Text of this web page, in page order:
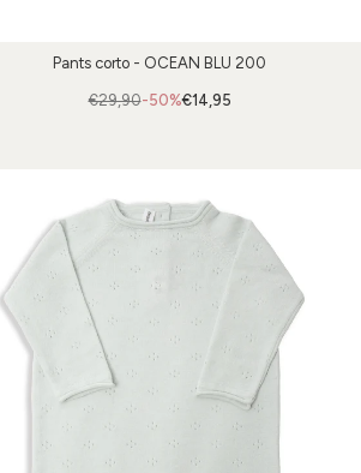
Pants corto - OCEAN BLU 200
-50%
€29,90 €14,95